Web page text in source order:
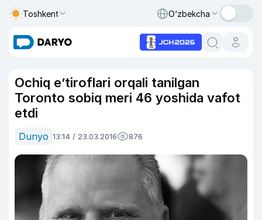
Toshkent O‘zbekcha
Ochiq e’tiroflari orqali tanilgan
Toronto sobiq meri 46 yoshida vafot
etdi
Dunyo 13:14 / 23.03.2016 876